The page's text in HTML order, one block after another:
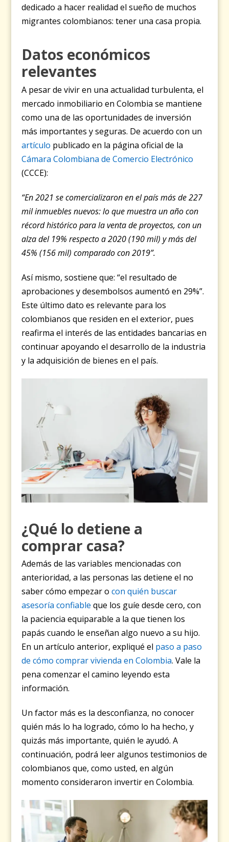
dedicado a hacer realidad el sueño de muchos
migrantes colombianos: tener una casa propia.
Datos económicos
relevantes
A pesar de vivir en una actualidad turbulenta, el
mercado inmobiliario en Colombia se mantiene
como una de las oportunidades de inversión
más importantes y seguras. De acuerdo con un
artículo publicado en la página oficial de la
Cámara Colombiana de Comercio Electrónico
(CCCE):
“En 2021 se comercializaron en el país más de 227
mil inmuebles nuevos: lo que muestra un año con
récord histórico para la venta de proyectos, con un
alza del 19% respecto a 2020 (190 mil) y más del
45% (156 mil) comparado con 2019”.
Así mismo, sostiene que: “el resultado de
aprobaciones y desembolsos aumentó en 29%”.
Este último dato es relevante para los
colombianos que residen en el exterior, pues
reafirma el interés de las entidades bancarias en
continuar apoyando el desarrollo de la industria
y la adquisición de bienes en el país.
¿Qué lo detiene a
comprar casa?
Además de las variables mencionadas con
anterioridad, a las personas las detiene el no
saber cómo empezar ocon quién buscar
asesoría confiable que los guíe desde cero, con
la paciencia equiparable a la que tienen los
papás cuando le enseñan algo nuevo a su hijo.
En un artículo anterior, expliqué el paso a paso
de cómo comprar vivienda en Colombia. Vale la
pena comenzar el camino leyendo esta
información.
Un factor más es la desconfianza, no conocer
quién más lo ha logrado, cómo lo ha hecho, y
quizás más importante, quién le ayudó. A
continuación, podrá leer algunos testimonios de
colombianos que, como usted, en algún
momento consideraron invertir en Colombia.